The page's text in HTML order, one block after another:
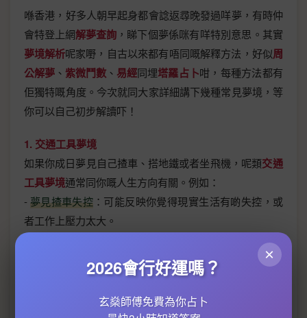
喺香港，好多人朝早起身都會諗返尋晚發過咩夢，有時仲
會特登上網解夢查詢 ，睇下個夢係咪有咩特別意思。其實
夢境解析呢家嘢，自古以來都有唔同嘅解釋方法，好似周
公解夢 、 紫微鬥數 、 易經同埋塔羅占卜咁，每種方法都有
佢獨特嘅角度。今次就同大家詳細講下幾種常見夢境，等
你可以自己初步解讀吓！
1. 交通工具夢境
如果你成日夢見自己揸車、搭地鐵或者坐飛機，呢類交通
工具夢境通常同你嘅人生方向有關。例如：
- 夢見揸車失控 ：可能反映你覺得現實生活有啲失控，或
者工作上壓力太大。
：可能暗示你對未來有啲迷茫，唔知點
夢見飛機起飛：通常係好兆頭，代表你嘅事業或者計劃
×
2026會行好運嗎？
玄燊師傅免費為你占卜